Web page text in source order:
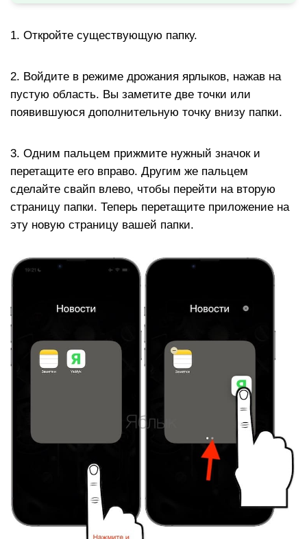
1. Откройте существующую папку.
2. Войдите в режиме дрожания ярлыков, нажав на
пустую область. Вы заметите две точки или
появившуюся дополнительную точку внизу папки.
3. Одним пальцем прижмите нужный значок и
перетащите его вправо. Другим же пальцем
сделайте свайп влево, чтобы перейти на вторую
страницу папки. Теперь перетащите приложение на
эту новую страницу вашей папки.